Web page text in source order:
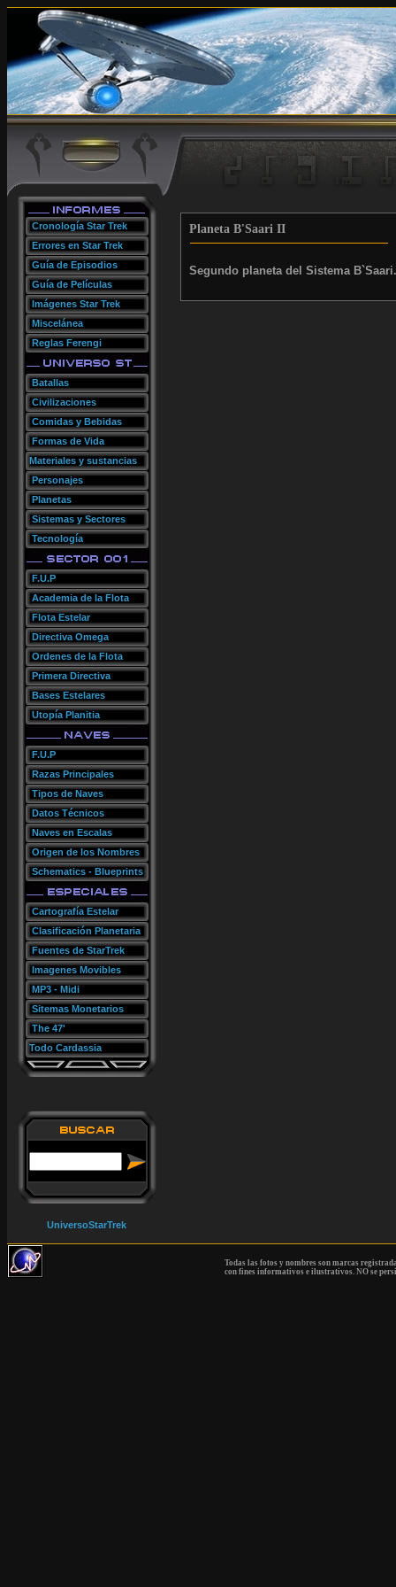
Cronología Star Trek
Errores en Star Trek
Guía de Episodios
Guía de Películas
Imágenes Star Trek
Miscelánea
Reglas Ferengi
Batallas
Civilizaciones
Comidas y Bebidas
Formas de Vida
Materiales y sustancias
Personajes
Planetas
Sistemas y Sectores
Tecnología
F.U.P
Academia de la Flota
Flota Estelar
Directiva Omega
Ordenes de la Flota
Primera Directiva
Bases Estelares
Utopía Planitia
F.U.P
Razas Principales
Tipos de Naves
Datos Técnicos
Naves en Escalas
Origen de los Nombres
Schematics - Blueprints
Cartografía Estelar
Clasificación Planetaria
Fuentes de StarTrek
Imagenes Movibles
MP3 - Midi
Sitemas Monetarios
The 47'
Todo Cardassia
UniversoStarTrek
Planeta B'Saari II
Segundo planeta del Sistema
Todas las fotos y nombres son marcas
con fines informativos e ilustrativos. NO se